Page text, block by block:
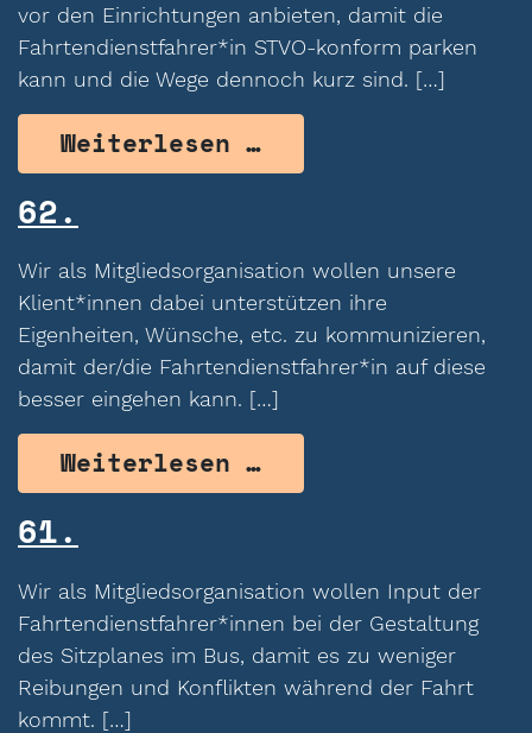
vor den Einrichtungen anbieten, damit die
Fahrtendienstfahrer*in STVO-konform parken
kann und die Wege dennoch kurz sind. […]
Weiterlesen …from 63.
62.
Wir als Mitgliedsorganisation wollen unsere
Klient*innen dabei unterstützen ihre
Eigenheiten, Wünsche, etc. zu kommunizieren,
damit der/die Fahrtendienstfahrer*in auf diese
besser eingehen kann. […]
Weiterlesen …from 62.
61.
Wir als Mitgliedsorganisation wollen Input der
Fahrtendienstfahrer*innen bei der Gestaltung
des Sitzplanes im Bus, damit es zu weniger
Reibungen und Konflikten während der Fahrt
kommt. […]